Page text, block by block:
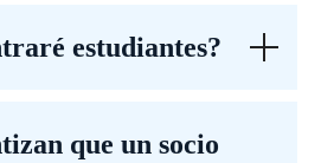
estudiantes?
que un socio